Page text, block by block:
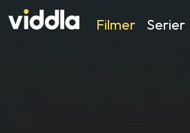
Filmer Serier